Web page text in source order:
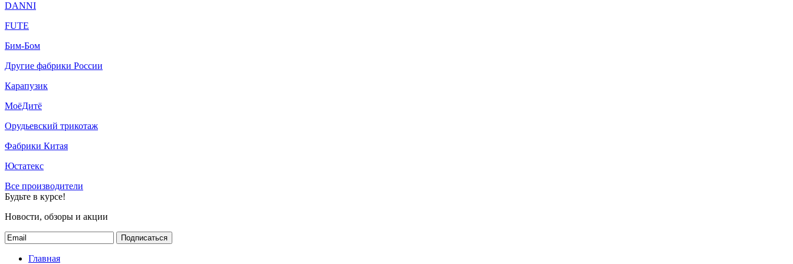
DANNI
FUTE
Бим-Бом
Другие фабрики России
Карапузик
МоёДитё
Орудьевский трикотаж
Фабрики Китая
Юстатекс
Все производители
Будьте в курсе!
Новости, обзоры и акции
Подписаться
Главная